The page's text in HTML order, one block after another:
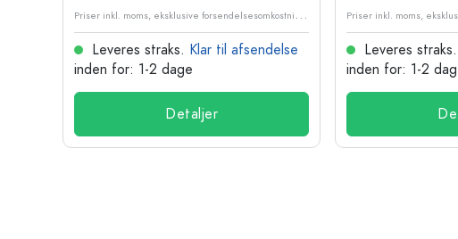
P
riser inkl. moms, eksklusive forsendelsesomkostninger
Leveres straks. Klar til afsendelse
inden for: 1-2 dage
Detaljer
Leveres straks.
inden for: 1-2